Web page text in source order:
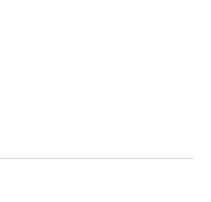
ønsker at overføre,